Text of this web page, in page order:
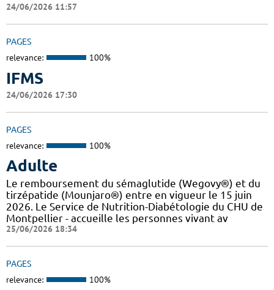
24/06/2026 11:57
PAGES
relevance: 100%
IFMS
24/06/2026 17:30
PAGES
relevance: 100%
Adulte
Le remboursement du sémaglutide (Wegovy®) et du
tirzépatide (Mounjaro®) entre en vigueur le 15 juin
2026. Le Service de Nutrition-Diabétologie du CHU de
Montpellier - accueille les personnes vivant av
25/06/2026 18:34
PAGES
relevance: 100%